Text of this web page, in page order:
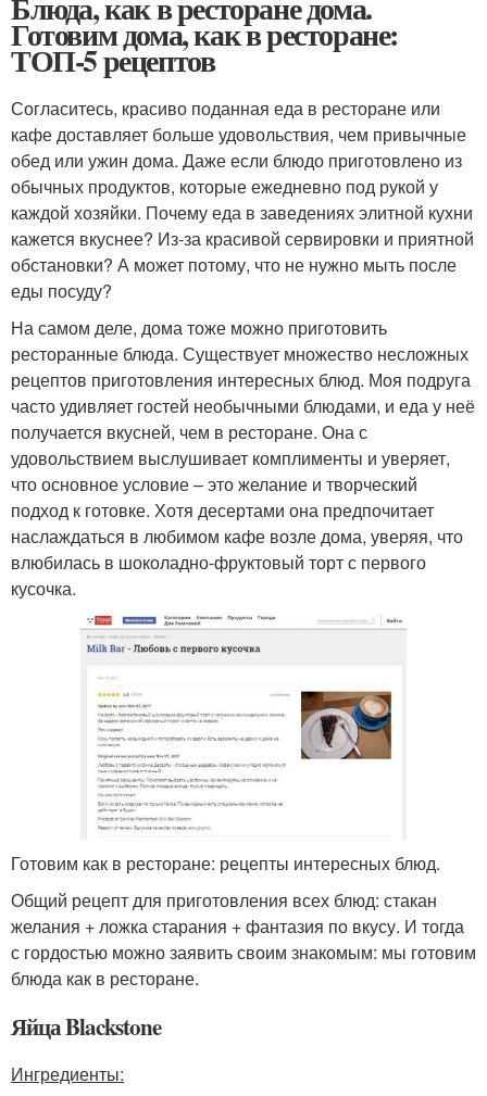
Готовим дома, как в ресторане:
ТОП-5 рецептов
Согласитесь, красиво поданная еда в ресторане или
кафе доставляет больше удовольствия, чем привычные
обед или ужин дома. Даже если блюдо приготовлено из
обычных продуктов, которые ежедневно под рукой у
каждой хозяйки. Почему еда в заведениях элитной кухни
кажется вкуснее? Из-за красивой сервировки и приятной
обстановки? А может потому, что не нужно мыть после
еды посуду?
На самом деле, дома тоже можно приготовить
ресторанные блюда. Существует множество несложных
рецептов приготовления интересных блюд. Моя подруга
часто удивляет гостей необычными блюдами, и еда у неё
получается вкусней, чем в ресторане. Она с
удовольствием выслушивает комплименты и уверяет,
что основное условие – это желание и творческий
подход к готовке. Хотя десертами она предпочитает
наслаждаться в любимом кафе возле дома, уверяя, что
влюбилась в шоколадно-фруктовый торт с первого
кусочка.
Готовим как в ресторане: рецепты интересных блюд.
Общий рецепт для приготовления всех блюд: стакан
желания + ложка старания + фантазия по вкусу. И тогда
с гордостью можно заявить своим знакомым: мы готовим
блюда как в ресторане.
Яйца Blackstone
Ингредиенты: